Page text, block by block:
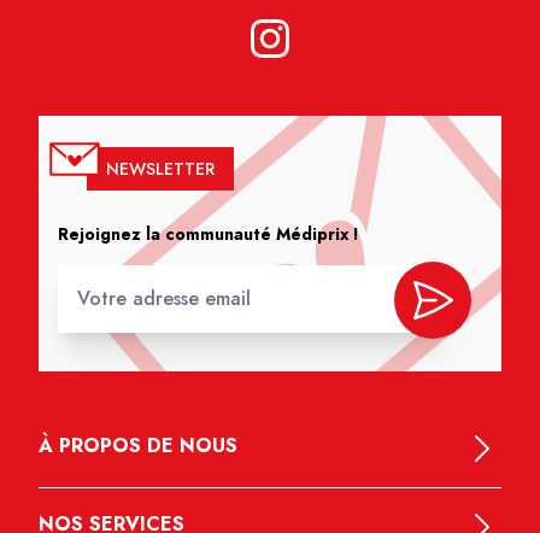
NEWSLETTER
Rejoignez la communauté Médiprix !
À PROPOS DE NOUS
NOS SERVICES